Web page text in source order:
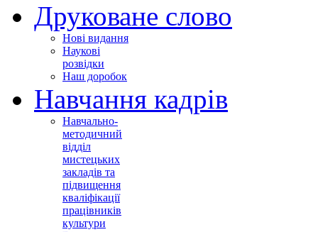
Друковане слово
Нові видання
Наукові
розвідки
Наш доробок
Навчання кадрів
Навчально-
методичний
відділ
мистецьких
закладів та
підвищення
кваліфікації
працівників
культури